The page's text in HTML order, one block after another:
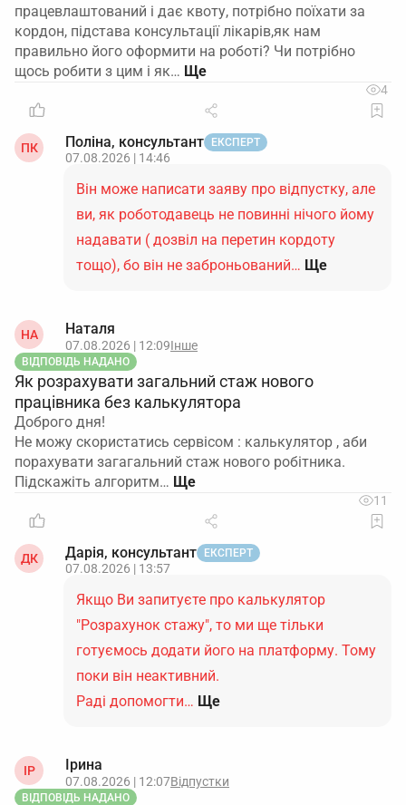
працевлаштований і дає квоту, потрібно поїхати за
кордон, підстава консультації лікарів,як нам
правильно його оформити на роботі? Чи потрібно
щось робити з цим і як…
4
ПК Поліна, консультант ЕКСПЕРТ
07.08.2026 | 14:46
Він може написати заяву про відпустку, але
ви, як роботодавець не повинні нічого йому
надавати ( дозвіл на перетин кордоту
тощо), бо він не заброньований… Ще
НА Наталя
07.08.2026 | 12:09Інше
ВІДПОВІДЬ НАДАНО
Як розрахувати загальний стаж нового
працівника без калькулятора
Доброго дня!
Не можу скористатись сервісом : калькулятор , аби
порахувати загагальний стаж нового робітника.
Підскажіть алгоритм…
11
ДК Дарія, консультант ЕКСПЕРТ
07.08.2026 | 13:57
Якщо Ви запитуєте про калькулятор
"Розрахунок стажу", то ми ще тільки
готуємось додати його на платформу. Тому
поки він неактивний.
Раді допомогти… Ще
ІР Ірина
07.08.2026 | 12:07Відпустки
ВІДПОВІДЬ НАДАНО